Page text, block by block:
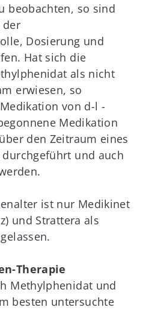
beobachten, so sind
der
Dosierung und
Hat sich die
als nicht
erwiesen, so
von d-l -
Medikation
den Zeitraum eines
durchgeführt und auch
ist nur Medikinet
und Strattera als
Therapie
Methylphenidat und
besten untersuchte